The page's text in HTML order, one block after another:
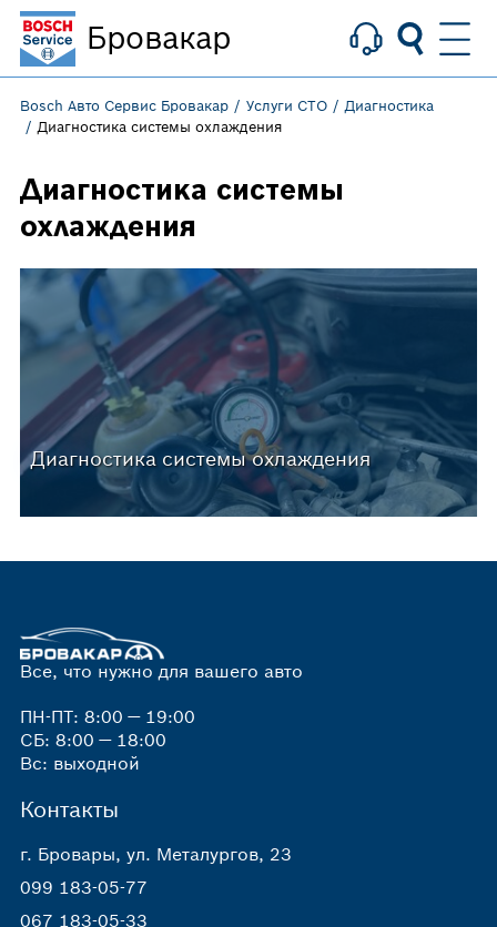
Bosch Авто Сервис Бровакар Услуги СТО
Диагностика
Диагностика системы охлаждения
Диагностика системы
охлаждения
Диагностика системы охлаждения
Все, что нужно для вашего авто
ПН-ПТ: 8:00 — 19:00
СБ: 8:00 — 18:00
Вс: выходной
Контакты
г. Бровары, ул. Металургов, 23
099 183-05-77
067 183-05-33
Бровакар